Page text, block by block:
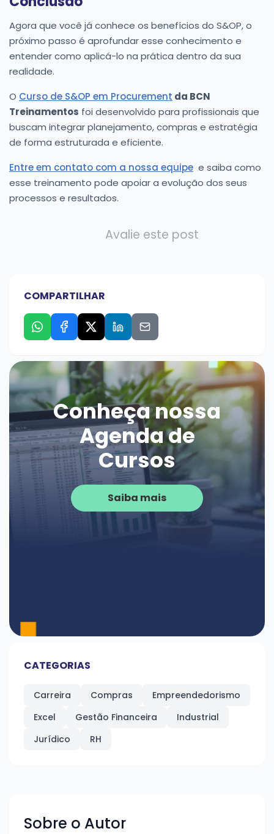
Agora que você já conhece os benefícios do S&OP, o
próximo passo é aprofundar esse conhecimento e
entender como aplicá-lo na prática dentro da sua
realidade.
O Curso de S&OP em Procurement da BCN
Treinamentos foi desenvolvido para profissionais que
buscam integrar planejamento, compras e estratégia
de forma estruturada e eficiente.
Entre em contato com a nossa equipe e saiba como
esse treinamento pode apoiar a evolução dos seus
processos e resultados.
Avalie este post
COMPARTILHAR
Conheça nossa
Agenda de
Cursos
Saiba mais
CATEGORIAS
Carreira Compras
Empreendedorismo
Excel
Gestão Financeira
Industrial
Jurídico
RH
Sobre o Autor